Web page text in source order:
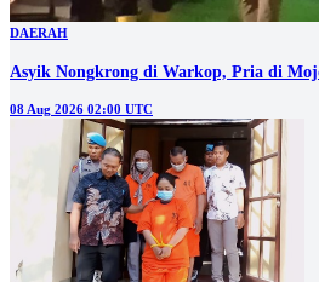
DAERAH
Asyik Nongkrong di Warkop, Pria di
08 Aug 2026 02:00 UTC